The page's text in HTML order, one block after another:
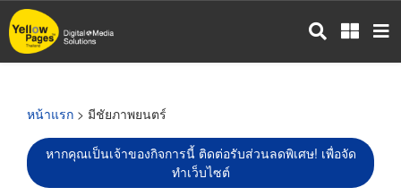
ข้าม
ไป
หน้าแรก > มีชัยภาพยนตร์
หากคุณเป็นเจ้าของกิจการนี้ ติดต่อรับส่วนลดพิเศษ! เพื่อจัด
ทำเว็บไซต์